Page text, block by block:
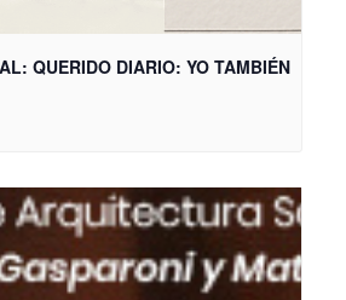
QUERIDO DIARIO: YO TAMBIÉN